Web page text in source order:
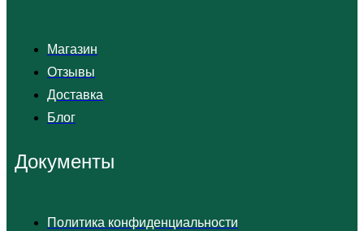
Магазин
Отзывы
Доставка
Блог
Документы
Политика конфиденциальности